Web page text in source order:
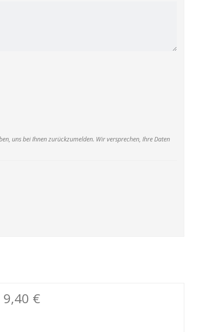
uns bei Ihnen zurückzumelden. Wir versprechen, Ihre Daten
9,40 €